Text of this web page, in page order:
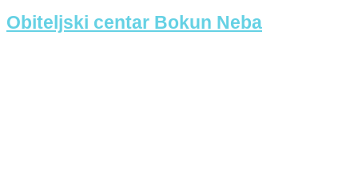
Obiteljski centar Bokun Neba